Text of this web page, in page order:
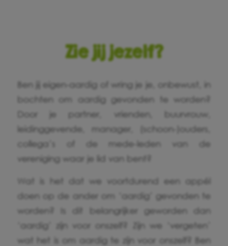
Zie jij jezelf?
Ben jij eigen-aardig of wring je je, onbewust, in
bochten om aardig gevonden te worden?
Door je partner, vrienden, buurvrouw,
leidinggevende, manager, (schoon-)ouders,
collega’s of de mede-leden van de
vereniging waar je lid van bent?
Wat is het dat we voortdurend een appél
doen op de ander om ‘aardig’ gevonden te
worden? Is dit belangrijker geworden dan
‘aardig’ zijn voor onszelf? Zijn we ‘vergeten’
wat het is om aardig te zijn voor onszelf? Ben